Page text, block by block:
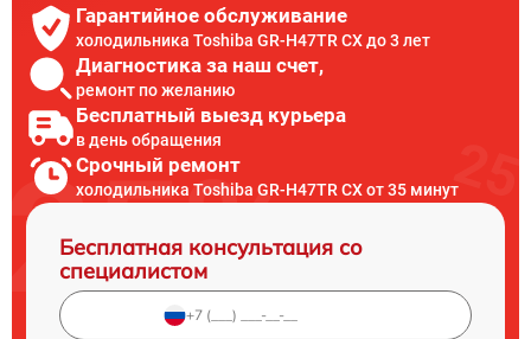
Гарантийное обслуживание
холодильника Toshiba GR-H47TR CX до 3 лет
Диагностика за наш счет,
ремонт по желанию
Бесплатный выезд курьера
в день обращения
Срочный ремонт
холодильника Toshiba GR-H47TR CX от 35 минут
Бесплатная консультация со
специалистом